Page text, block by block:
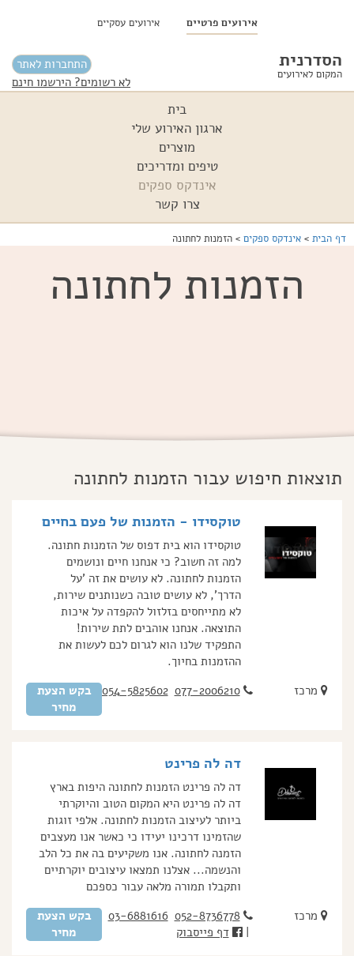
אירועים פרטיים אירועים עסקיים
הסדרנית
המקום לאירועים
התחברות לאתר
לא רשומים? הירשמו חינם
בית
ארגון האירוע שלי
מוצרים
טיפים ומדריכים
אינדקס ספקים
צרו קשר
דף הבית > אינדקס ספקים > הזמנות לחתונה
הזמנות לחתונה
תוצאות חיפוש עבור הזמנות לחתונה
טוקסידו - הזמנות של פעם בחיים
טוקסידו הוא בית דפוס של הזמנות חתונה.
למה זה חשוב? כי אנחנו חיים ונושמים
הזמנות לחתונה. לא עושים את זה 'על
הדרך', לא עושים טובה כשנותנים שירות,
לא מתייחסים בזלזול להקפדה על איכות
התוצאה. אנחנו אוהבים לתת שירות!
התפקיד שלנו הוא לגרום לכם לעשות את
ההזמנות בחיוך.
מרכז
077-2006210
054-5825602
בקש הצעת
מחיר
דה לה פרינט
דה לה פרינט הזמנות לחתונה היפות בארץ
דה לה פרינט היא המקום הטוב והיוקרתי
ביותר לעיצוב הזמנות לחתונה. אלפי זוגות
שהזמינו דרכינו יעידו כי כאשר אנו מעצבים
הזמנה לחתונה. אנו משקיעים בה את כל הלב
והנשמה... אצלנו תמצאו עיצובים יוקרתיים
ותקבלו תמורה מלאה עבור כספכם
מרכז
052-8736778
03-6881616
|
דף פייסבוק
בקש הצעת
מחיר